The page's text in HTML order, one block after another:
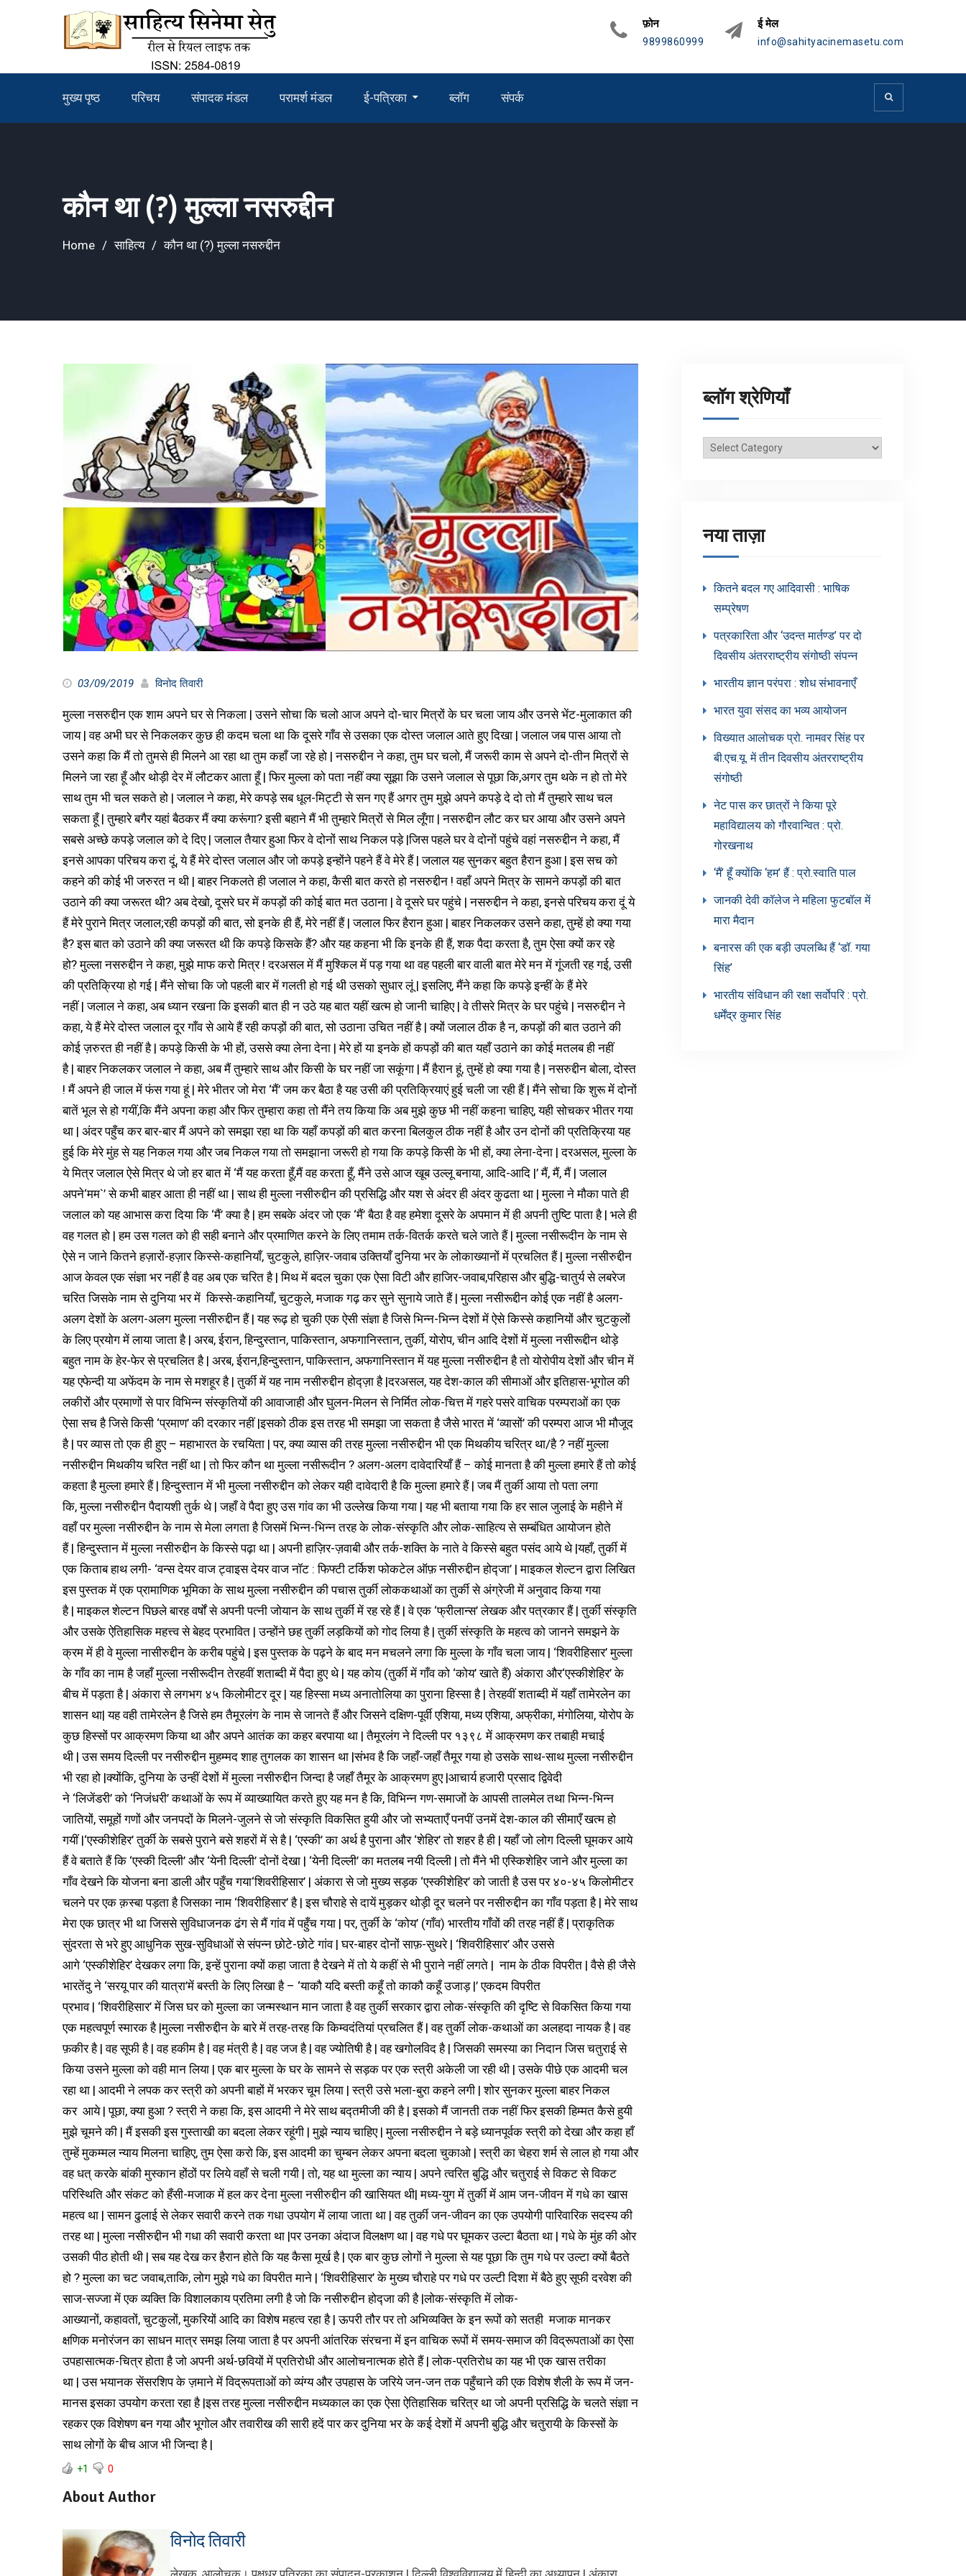
फ़ोन
9899860999
ई मेल
info@sahityacinemasetu.com
मुख्य पृष्ठ परिचय संपादक मंडल परामर्श मंडल ई-पत्रिका ब्लॉग संपर्क
कौन था (?) मुल्ला नसरुद्दीन
Home साहित्य कौन था (?) मुल्ला नसरुद्दीन
03/09/2019 विनोद तिवारी
मुल्ला नसरुद्दीन एक शाम अपने घर से निकला | उसने सोचा कि चलो आज अपने दो-चार मित्रों के घर चला जाय और उनसे भेंट-मुलाकात की जाय | वह अभी घर से निकलकर कुछ ही कदम चला था कि दूसरे गाँव से उसका एक दोस्त जलाल आते हुए दिखा | जलाल जब पास आया तो उसने कहा कि मैं तो तुमसे ही मिलने आ रहा था तुम कहाँ जा रहे हो | नसरुद्दीन ने कहा, तुम घर चलो, मैं जरूरी काम से अपने दो-तीन मित्रों से मिलने जा रहा हूँ और थोड़ी देर में लौटकर आता हूँ | फिर मुल्ला को पता नहीं क्या सूझा कि उसने जलाल से पूछा कि,अगर तुम थके न हो तो मेरे साथ तुम भी चल सकते हो | जलाल ने कहा, मेरे कपड़े सब धूल-मिट्टी से सन गए हैं अगर तुम मुझे अपने कपड़े दे दो तो मैं तुम्हारे साथ चल सकता हूँ | तुम्हारे बगैर यहां बैठकर मैं क्या करूंगा? इसी बहाने मैं भी तुम्हारे मित्रों से मिल लूँगा | नसरुद्दीन लौट कर घर आया और उसने अपने सबसे अच्छे कपड़े जलाल को दे दिए | जलाल तैयार हुआ फिर वे दोनों साथ निकल पड़े |जिस पहले घर वे दोनों पहुंचे वहां नसरुद्दीन ने कहा, मैं इनसे आपका परिचय करा दूं, ये हैं मेरे दोस्त जलाल और जो कपड़े इन्होंने पहने हैं वे मेरे हैं | जलाल यह सुनकर बहुत हैरान हुआ | इस सच को कहने की कोई भी जरुरत न थी | बाहर निकलते ही जलाल ने कहा, कैसी बात करते हो नसरुद्दीन ! वहाँ अपने मित्र के सामने कपड़ों की बात उठाने की क्या जरूरत थी? अब देखो, दूसरे घर में कपड़ों की कोई बात मत उठाना | वे दूसरे घर पहुंचे | नसरुद्दीन ने कहा, इनसे परिचय करा दूं ये हैं मेरे पुराने मित्र जलाल;रही कपड़ों की बात, सो इनके ही हैं, मेरे नहीं हैं | जलाल फिर हैरान हुआ | बाहर निकलकर उसने कहा, तुम्हें हो क्या गया है? इस बात को उठाने की क्या जरूरत थी कि कपड़े किसके हैं? और यह कहना भी कि इनके ही हैं, शक पैदा करता है, तुम ऐसा क्यों कर रहे हो? मुल्ला नसरुद्दीन ने कहा, मुझे माफ करो मित्र ! दरअसल में मैं मुश्किल में पड़ गया था वह पहली बार वाली बात मेरे मन में गूंजती रह गई, उसी की प्रतिक्रिया हो गई | मैंने सोचा कि जो पहली बार में गलती हो गई थी उसको सुधार लूं | इसलिए, मैंने कहा कि कपड़े इन्हीं के हैं मेरे नहीं | जलाल ने कहा, अब ध्यान रखना कि इसकी बात ही न उठे यह बात यहीं खत्म हो जानी चाहिए | वे तीसरे मित्र के घर पहुंचे | नसरुद्दीन ने कहा, ये हैं मेरे दोस्त जलाल दूर गाँव से आये हैं रही कपड़ों की बात, सो उठाना उचित नहीं है | क्यों जलाल ठीक है न, कपड़ों की बात उठाने की कोई ज़रुरत ही नहीं है | कपड़े किसी के भी हों, उससे क्या लेना देना | मेरे हों या इनके हों कपड़ों की बात यहाँ उठाने का कोई मतलब ही नहीं है | बाहर निकलकर जलाल ने कहा, अब मैं तुम्हारे साथ और किसी के घर नहीं जा सकूंगा | मैं हैरान हूं, तुम्हें हो क्या गया है | नसरुद्दीन बोला, दोस्त ! मैं अपने ही जाल में फंस गया हूं | मेरे भीतर जो मेरा ‘मैं’ जम कर बैठा है यह उसी की प्रतिक्रियाएं हुई चली जा रही हैं | मैंने सोचा कि शुरू में दोनों बातें भूल से हो गयीं,कि मैंने अपना कहा और फिर तुम्हारा कहा तो मैंने तय किया कि अब मुझे कुछ भी नहीं कहना चाहिए, यही सोचकर भीतर गया था | अंदर पहुँच कर बार-बार मैं अपने को समझा रहा था कि यहाँ कपड़ों की बात करना बिलकुल ठीक नहीं है और उन दोनों की प्रतिक्रिया यह हुई कि मेरे मुंह से यह निकल गया और जब निकल गया तो समझाना जरूरी हो गया कि कपड़े किसी के भी हों, क्या लेना-देना | दरअसल, मुल्ला के ये मित्र जलाल ऐसे मित्र थे जो हर बात में ‘मैं यह करता हूँ,मैं वह करता हूँ, मैंने उसे आज खूब उल्लू बनाया, आदि-आदि |’ मैं, मैं, मैं | जलाल अपने‘मम`’ से कभी बाहर आता ही नहीं था | साथ ही मुल्ला नसीरुद्दीन की प्रसिद्धि और यश से अंदर ही अंदर कुढता था | मुल्ला ने मौका पाते ही जलाल को यह आभास करा दिया कि ‘मैं’ क्या है | हम सबके अंदर जो एक ‘मैं’ बैठा है वह हमेशा दूसरे के अपमान में ही अपनी तुष्टि पाता है | भले ही वह गलत हो | हम उस गलत को ही सही बनाने और प्रमाणित करने के लिए तमाम तर्क-वितर्क करते चले जाते हैं | मुल्ला नसीरूदीन के नाम से ऐसे न जाने कितने हज़ारों-हज़ार किस्से-कहानियाँ, चुटकुले, हाज़िर-जवाब उक्तियाँ दुनिया भर के लोकाख्यानों में प्रचलित हैं | मुल्ला नसीरुद्दीन आज केवल एक संज्ञा भर नहीं है वह अब एक चरित है | मिथ में बदल चुका एक ऐसा विटी और हाजिर-जवाब,परिहास और बुद्धि-चातुर्य से लबरेज चरित जिसके नाम से दुनिया भर में किस्से-कहानियाँ, चुटकुले, मजाक गढ़ कर सुने सुनाये जाते हैं | मुल्ला नसीरूद्दीन कोई एक नहीं है अलग-अलग देशों के अलग-अलग मुल्ला नसीरुद्दीन हैं | यह रूढ़ हो चुकी एक ऐसी संज्ञा है जिसे भिन्न-भिन्न देशों में ऐसे किस्से कहानियों और चुटकुलों के लिए प्रयोग में लाया जाता है | अरब, ईरान, हिन्दुस्तान, पाकिस्तान, अफगानिस्तान, तुर्की, योरोप, चीन आदि देशों में मुल्ला नसीरूद्दीन थोड़े बहुत नाम के हेर-फेर से प्रचलित है | अरब, ईरान,हिन्दुस्तान, पाकिस्तान, अफगानिस्तान में यह मुल्ला नसीरुद्दीन है तो योरोपीय देशों और चीन में यह एफेन्दी या अफेंदम के नाम से मशहूर है | तुर्की में यह नाम नसीरुद्दीन होद्ज़ा है |दरअसल, यह देश-काल की सीमाओं और इतिहास-भूगोल की लकीरों और प्रमाणों से पार विभिन्न संस्कृतियों की आवाजाही और घुलन-मिलन से निर्मित लोक-चित्त में गहरे पसरे वाचिक परम्पराओं का एक ऐसा सच है जिसे किसी ‘प्रमाण’ की दरकार नहीं |इसको ठीक इस तरह भी समझा जा सकता है जैसे भारत में ‘व्यासों’ की परम्परा आज भी मौजूद है | पर व्यास तो एक ही हुए – महाभारत के रचयिता | पर, क्या व्यास की तरह मुल्ला नसीरुद्दीन भी एक मिथकीय चरित्र था/है ? नहीं मुल्ला नसीरुद्दीन मिथकीय चरित नहीं था | तो फिर कौन था मुल्ला नसीरूदीन ? अलग-अलग दावेदारियाँ हैं – कोई मानता है की मुल्ला हमारे हैं तो कोई कहता है मुल्ला हमारे हैं | हिन्दुस्तान में भी मुल्ला नसीरुद्दीन को लेकर यही दावेदारी है कि मुल्ला हमारे हैं | जब मैं तुर्की आया तो पता लगा कि, मुल्ला नसीरुद्दीन पैदायशी तुर्क थे | जहाँ वे पैदा हुए उस गांव का भी उल्लेख किया गया | यह भी बताया गया कि हर साल जुलाई के महीने में वहाँ पर मुल्ला नसीरुद्दीन के नाम से मेला लगता है जिसमें भिन्न-भिन्न तरह के लोक-संस्कृति और लोक-साहित्य से सम्बंधित आयोजन होते हैं | हिन्दुस्तान में मुल्ला नसीरुद्दीन के किस्से पढ़ा था | अपनी हाज़िर-ज़वाबी और तर्क-शक्ति के नाते वे किस्से बहुत पसंद आये थे |यहाँ, तुर्की में एक किताब हाथ लगी- ‘वन्स देयर वाज ट्वाइस देयर वाज नॉट : फिफ्टी टर्किश फोकटेल ऑफ़ नसीरुद्दीन होद्जा’ | माइकल शेल्टन द्वारा लिखित इस पुस्तक में एक प्रामाणिक भूमिका के साथ मुल्ला नसीरुद्दीन की पचास तुर्की लोककथाओं का तुर्की से अंग्रेजी में अनुवाद किया गया है | माइकल शेल्टन पिछले बारह वर्षों से अपनी पत्नी जोयान के साथ तुर्की में रह रहे हैं | वे एक ‘फ्रीलान्स’ लेखक और पत्रकार हैं | तुर्की संस्कृति और उसके ऐतिहासिक महत्त्व से बेहद प्रभावित | उन्होंने छह तुर्की लड़कियों को गोद लिया है | तुर्की संस्कृति के महत्व को जानने समझने के क्रम में ही वे मुल्ला नासीरुद्दीन के करीब पहुंचे | इस पुस्तक के पढ़ने के बाद मन मचलने लगा कि मुल्ला के गाँव चला जाय | ‘शिवरीहिसार’ मुल्ला के गाँव का नाम है जहाँ मुल्ला नसीरूदीन तेरहवीं शताब्दी में पैदा हुए थे | यह कोय (तुर्की में गाँव को ‘कोय’ खाते हैं) अंकारा और‘एस्कीशेहिर’ के बीच में पड़ता है | अंकारा से लगभग ४५ किलोमीटर दूर | यह हिस्सा मध्य अनातोलिया का पुराना हिस्सा है | तेरहवीं शताब्दी में यहाँ तामेरलेन का शासन था| यह वही तामेरलेन है जिसे हम तैमूरलंग के नाम से जानते हैं और जिसने दक्षिण-पूर्वी एशिया, मध्य एशिया, अफ्रीका, मंगोलिया, योरोप के कुछ हिस्सों पर आक्रमण किया था और अपने आतंक का कहर बरपाया था | तैमूरलंग ने दिल्ली पर १३९८ में आक्रमण कर तबाही मचाई थी | उस समय दिल्ली पर नसीरुद्दीन मुहम्मद शाह तुगलक का शासन था |संभव है कि जहाँ-जहाँ तैमूर गया हो उसके साथ-साथ मुल्ला नसीरुद्दीन भी रहा हो |क्योंकि, दुनिया के उन्हीं देशों में मुल्ला नसीरुद्दीन जिन्दा है जहाँ तैमूर के आक्रमण हुए |आचार्य हजारी प्रसाद द्विवेदी ने ‘लिजेंडरी’ को ‘निजंधरी’ कथाओं के रूप में व्याख्यायित करते हुए यह मन है कि, विभिन्न गण-समाजों के आपसी तालमेल तथा भिन्न-भिन्न जातियों, समूहों गणों और जनपदों के मिलने-जुलने से जो संस्कृति विकसित हुयी और जो सभ्यताएँ पनपीं उनमें देश-काल की सीमाएँ खत्म हो गयीं |‘एस्कीशेहिर’ तुर्की के सबसे पुराने बसे शहरों में से है | ‘एस्की’ का अर्थ है पुराना और ‘शेहिर’ तो शहर है ही | यहाँ जो लोग दिल्ली घूमकर आये हैं वे बताते हैं कि ‘एस्की दिल्ली’ और ‘येनी दिल्ली’ दोनों देखा | ‘येनी दिल्ली’ का मतलब नयी दिल्ली | तो मैंने भी एस्किशेहिर जाने और मुल्ला का गाँव देखने कि योजना बना डाली और पहुँच गया‘शिवरीहिसार’ | अंकारा से जो मुख्य सड़क ‘एस्कीशेहिर’ को जाती है उस पर ४०-४५ किलोमीटर चलने पर एक क़स्बा पड़ता है जिसका नाम ‘शिवरीहिसार’ है | इस चौराहे से दायें मुड़कर थोड़ी दूर चलने पर नसीरुद्दीन का गाँव पड़ता है | मेरे साथ मेरा एक छात्र भी था जिससे सुविधाजनक ढंग से मैं गांव में पहुँच गया | पर, तुर्की के ‘कोय’ (गाँव) भारतीय गाँवों की तरह नहीं हैं | प्राकृतिक सुंदरता से भरे हुए आधुनिक सुख-सुविधाओं से संपन्न छोटे-छोटे गांव | घर-बाहर दोनों साफ़-सुथरे | ‘शिवरीहिसार’ और उससे आगे ‘एस्कीशेहिर’ देखकर लगा कि, इन्हें पुराना क्यों कहा जाता है देखने में तो ये कहीं से भी पुराने नहीं लगते | नाम के ठीक विपरीत | वैसे ही जैसे भारतेंदु ने ‘सरयू पार की यात्रा’में बस्ती के लिए लिखा है – ‘याकौ यदि बस्ती कहूँ तो काकौ कहूँ उजाड़ |’ एकदम विपरीत प्रभाव | ‘शिवरीहिसार’ में जिस घर को मुल्ला का जन्मस्थान मान जाता है वह तुर्की सरकार द्वारा लोक-संस्कृति की दृष्टि से विकसित किया गया एक महत्वपूर्ण स्मारक है |मुल्ला नसीरुद्दीन के बारे में तरह-तरह कि किम्वदंतियां प्रचलित हैं | वह तुर्की लोक-कथाओं का अलहदा नायक है | वह फ़कीर है | वह सूफी है | वह हकीम है | वह मंत्री है | वह जज है | वह ज्योतिषी है | वह खगोलविद है | जिसकी समस्या का निदान जिस चतुराई से किया उसने मुल्ला को वही मान लिया | एक बार मुल्ला के घर के सामने से सड़क पर एक स्त्री अकेली जा रही थी | उसके पीछे एक आदमी चल रहा था | आदमी ने लपक कर स्त्री को अपनी बाहों में भरकर चूम लिया | स्त्री उसे भला-बुरा कहने लगी | शोर सुनकर मुल्ला बाहर निकल कर आये | पूछा, क्या हुआ ? स्त्री ने कहा कि, इस आदमी ने मेरे साथ बद्तमीजी की है | इसको मैं जानती तक नहीं फिर इसकी हिम्मत कैसे हुयी मुझे चूमने की | मैं इसकी इस गुस्ताखी का बदला लेकर रहूंगी | मुझे न्याय चाहिए | मुल्ला नसीरुद्दीन ने बड़े ध्यानपूर्वक स्त्री को देखा और कहा हाँ तुम्हें मुकम्मल न्याय मिलना चाहिए, तुम ऐसा करो कि, इस आदमी का चुम्बन लेकर अपना बदला चुकाओ | स्त्री का चेहरा शर्म से लाल हो गया और वह धत् करके बांकी मुस्कान होंठों पर लिये वहाँ से चली गयी | तो, यह था मुल्ला का न्याय | अपने त्वरित बुद्धि और चतुराई से विकट से विकट परिस्थिति और संकट को हँसी-मजाक में हल कर देना मुल्ला नसीरुद्दीन की खासियत थी| मध्य-युग में तुर्की में आम जन-जीवन में गधे का खास महत्व था | सामन ढुलाई से लेकर सवारी करने तक गधा उपयोग में लाया जाता था | वह तुर्की जन-जीवन का एक उपयोगी पारिवारिक सदस्य की तरह था | मुल्ला नसीरुद्दीन भी गधा की सवारी करता था |पर उनका अंदाज विलक्षण था | वह गधे पर घूमकर उल्टा बैठता था | गधे के मुंह की ओर उसकी पीठ होती थी | सब यह देख कर हैरान होते कि यह कैसा मूर्ख है | एक बार कुछ लोगों ने मुल्ला से यह पूछा कि तुम गधे पर उल्टा क्यों बैठते हो ? मुल्ला का चट जवाब,ताकि, लोग मुझे गधे का विपरीत माने | ‘शिवरीहिसार’ के मुख्य चौराहे पर गधे पर उल्टी दिशा में
+1 0
About Author
विनोद तिवारी
ब्लॉग श्रेणियाँ
ब्लॉग
नया ताज़ा
कितने बदल गए आदिवासी : भाषिक
सम्प्रेषण
पत्रकारिता और ‘उदन्त मार्तण्ड’ पर दो
दिवसीय अंतरराष्ट्रीय संगोष्ठी संपन्न
भारतीय ज्ञान परंपरा : शोध संभावनाएँ
भारत युवा संसद का भव्य आयोजन
विख्यात आलोचक प्रो. नामवर सिंह पर
बी.एच.यू. में तीन दिवसीय अंतरराष्ट्रीय
संगोष्ठी
नेट पास कर छात्रों ने किया पूरे
महाविद्यालय को गौरवान्वित : प्रो.
गोरखनाथ
‘मैं’ हूँ क्योंकि ‘हम’ हैं : प्रो.स्वाति पाल
जानकी देवी कॉलेज ने महिला फुटबॉल में
मारा मैदान
बनारस की एक बड़ी उपलब्धि हैं ‘डॉ. गया
सिंह’
भारतीय संविधान की रक्षा सर्वोपरि : प्रो.
धर्मेंद्र कुमार सिंह